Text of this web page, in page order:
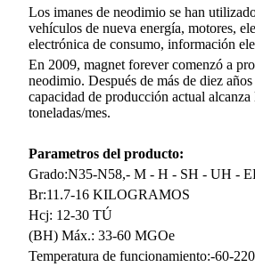
Los imanes de neodimio se han
vehículos de nueva energía, motores,
electrónica de consumo, información
En 2009, magnet forever comenzó a
neodimio. Después de más de diez
capacidad de producción actual alcanza
toneladas/mes.
Parametros del producto:
Grado:N35-N58,- M - H - SH - UH -
Br:11.7-16 KILOGRAMOS
Hcj: 12-30 TÚ
(BH) Máx.: 33-60 MGOe
Temperatura de funcionamiento:-60-